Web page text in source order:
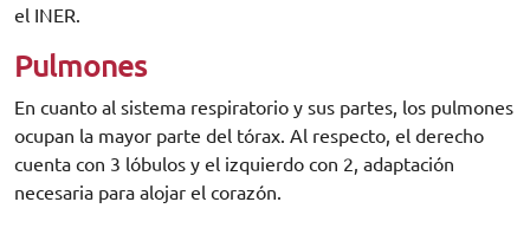
el INER.
Pulmones
En cuanto al sistema respiratorio y sus partes, los pulmones
ocupan la mayor parte del tórax. Al respecto, el derecho
cuenta con 3 lóbulos y el izquierdo con 2, adaptación
necesaria para alojar el corazón.